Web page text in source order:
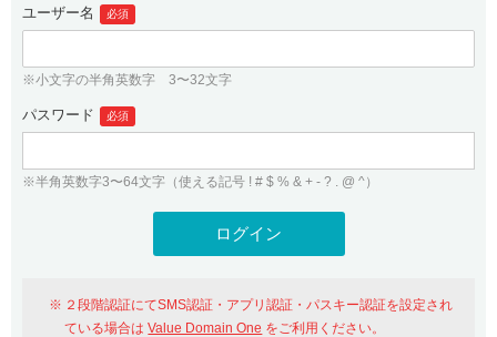
.jpドメインバックオーダー
プレミアムドメイン
人気ドメインの種類
WHOIS検索
紹介制度
バリュードメインAPI
ドメイン・ホスティングOEM
ログイン
従来のバリュードメインをご利用希望の方
Value Domainにログイン
おすすめ One レンタルサーバーを含む最新の機能を使う方
ユーザー登録
ユーザー名 必須
※小文字の半角英数字 3〜32文字
パスワード 必須
※半角英数字3〜64文字（使える記号 ! # $ % & + - ? . @ ^）
２段階認証にてSMS認証・アプリ認証・パスキー認証を設定され
ている場合はValue Domain One をご利用ください。